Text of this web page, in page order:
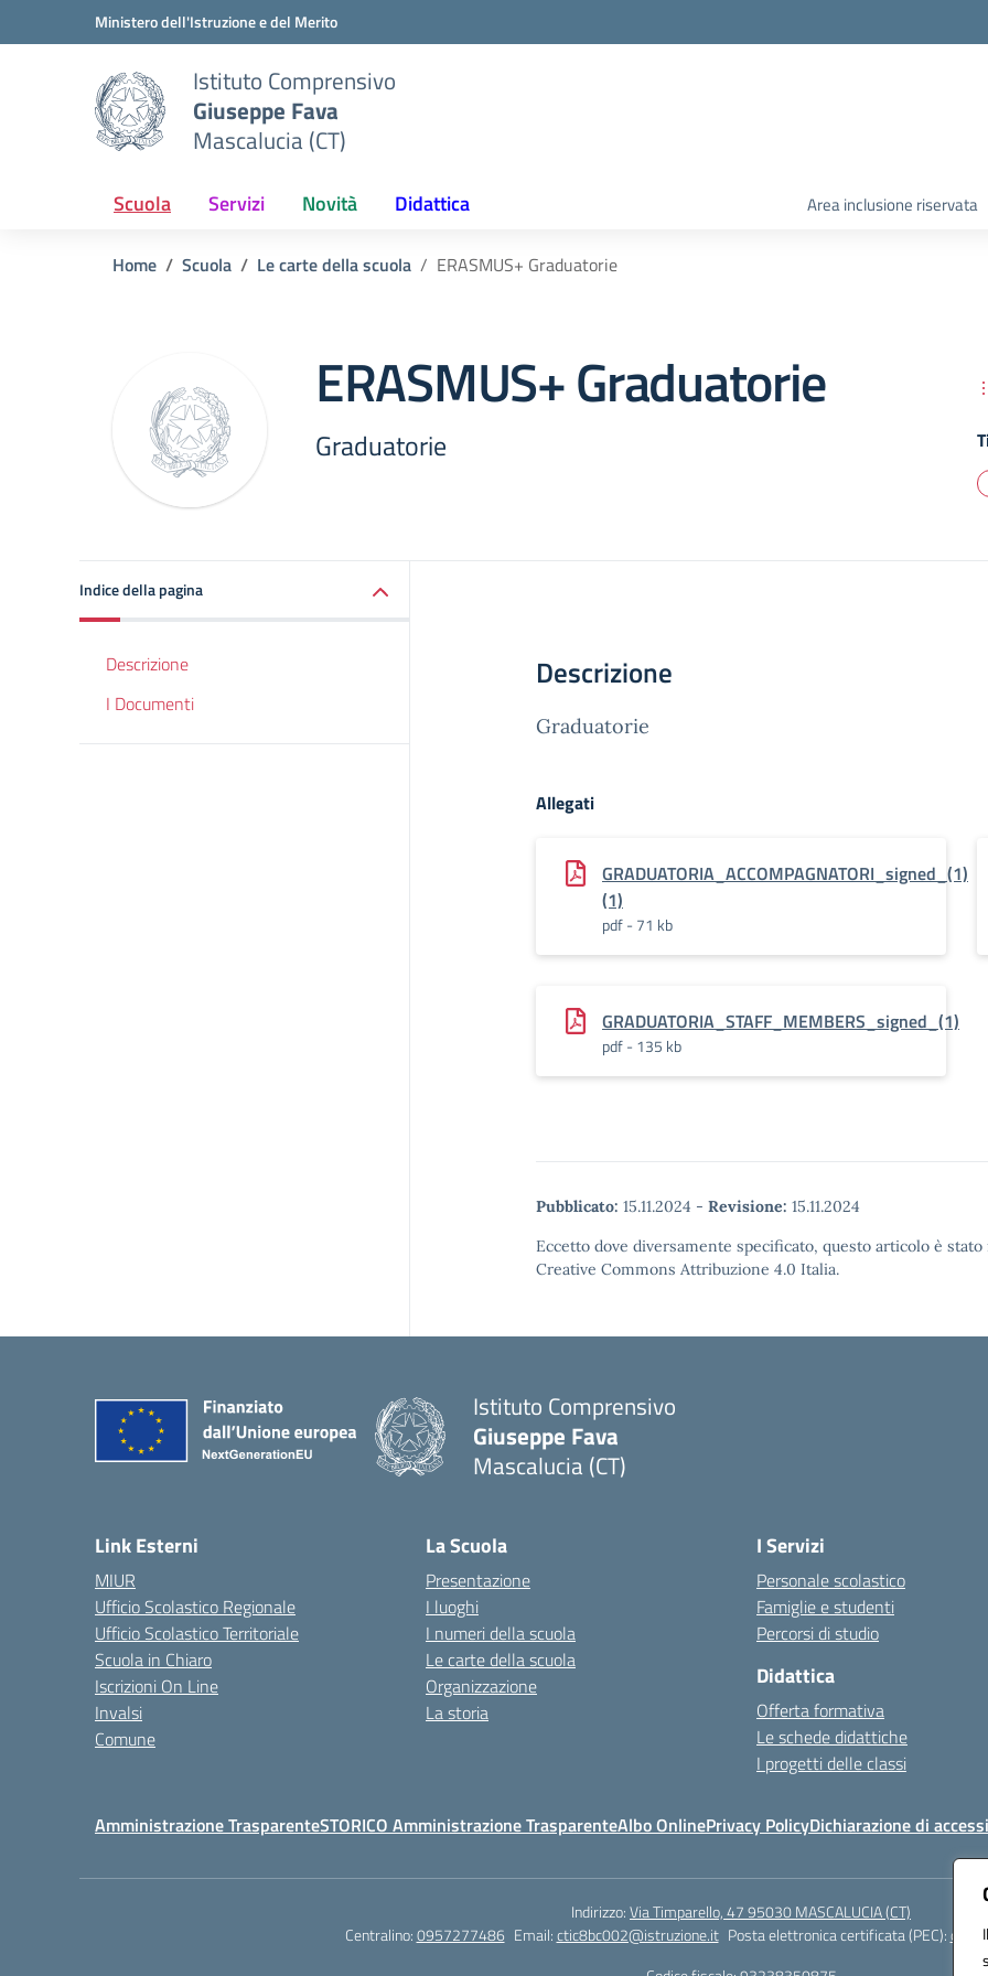
Vai ai contenuti
Vai al menu di navigazioneMinistero dell'Istruzione e del Merito
Istituto Comprensivo
Giuseppe Fava
Mascalucia (CT)
Scuola Servizi Novità Didattica Area inclusione riservata
Home Scuola Le carte della scuola ERASMUS+ Graduatorie
ERASMUS+ Graduatorie
Graduatorie
Indice della pagina
Descrizione
I Documenti
Descrizione
Graduatorie
Allegati
GRADUATORIA_ACCOMPAGNATORI_signed_(1)
(1)
pdf - 71 kb
GRADUATORIA_STAFF_MEMBERS_signed_(1)
pdf - 135 kb
Pubblicato: 15.11.2024 - Revisione: 15.11.2024
Eccetto dove diversamente specificato, questo articolo è
Creative Commons Attribuzione 4.0 Italia.
Istituto Comprensivo
Giuseppe Fava
Mascalucia (CT)
Link Esterni
MIUR
Ufficio Scolastico Regionale
Ufficio Scolastico Territoriale
Scuola in Chiaro
Iscrizioni On Line
Invalsi
Comune
La Scuola
Presentazione
I luoghi
I numeri della scuola
Le carte della scuola
Organizzazione
La storia
I Servizi
Personale scolastico
Famiglie e studenti
Percorsi di studio
Didattica
Offerta formativa
Le schede didattiche
I progetti delle classi
Amministrazione TrasparenteSTORICO Amministrazione TrasparenteAlbo OnlinePrivacy PolicyDichiarazione di
Indirizzo:Via Timparello, 47 95030 MASCALUCIA (CT)
Centralino:0957277486 Email:ctic8bc002@istruzione.it Posta elettronica certificata (PEC):